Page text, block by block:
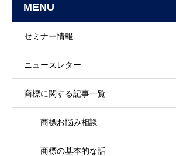
MENU
セミナー情報
ニュースレター
商標に関する記事一覧
商標お悩み相談
商標の基本的な話